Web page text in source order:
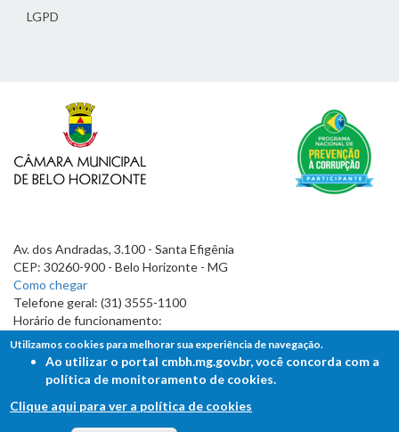
LGPD
Av. dos Andradas, 3.100 - Santa Efigênia
CEP: 30260-900 - Belo Horizonte - MG
Como chegar
Telefone geral: (31) 3555-1100
Horário de funcionamento:
7h às 19h
FALE COM A CÂMARA
Utilizamos cookies para melhorar sua experiência de navegação.
Ao utilizar o portal cmbh.mg.gov.br, você concorda com a
política de monitoramento de cookies.
Clique aqui para ver a política de cookies